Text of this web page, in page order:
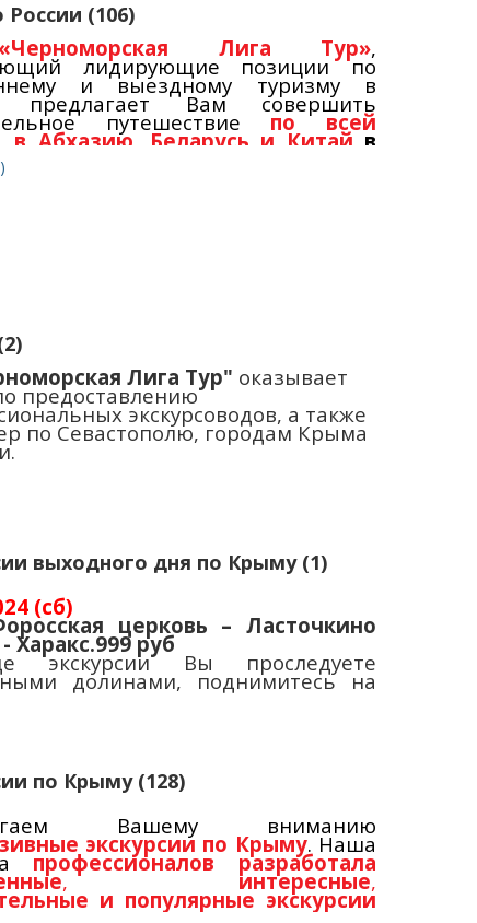
(106)
Лига Тур»,
лидирующие позиции по
и выездному туризму в
предлагает Вам совершить
путешествие по всей
в Абхазию, Беларусь и Китай в
опыт туроператорской
организовать для Вас любой
цена и качество, а также
наши туры Вы можете в нашем
Лига Тур" оказывает
предоставлению
экскурсоводов, а также
по Севастополю, городам Крыма
20 мест с кондиционером и
профессиональные
выходного дня по Крыму (1)
(сб)
церковь – Ласточкино
Харакс.999 руб
экскурсии Вы проследуете
долинами, поднимитесь на
тридцати горных крымских
– Байдарский перевал, где
Байдарские ворота. Ворота
как памятник завершению
старой ялтинской дороги.
Форосская церковь.
в византийском стиле на деньги
магната Кузнецова. Построена она
о событиях 1888 года на станции
где потерпел крушение поезд
семьи. Александр III и его близкие
по Крыму (128)
Вашему вниманию
экскурсии по Крыму. Наша
профессионалов разработала
, интересные,
и популярные экскурсии
которые открывают Вам самые